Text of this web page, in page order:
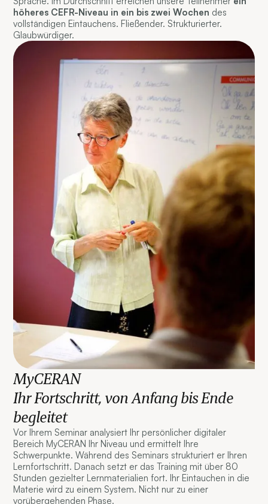
höheres CEFR-Niveau in ein bis zwei Wochen des
vollständigen Eintauchens. Fließender. Strukturierter.
Glaubwürdiger.
MyCERAN
Ihr Fortschritt, von Anfang bis Ende
begleitet
Vor Ihrem Seminar analysiert Ihr persönlicher digitaler
Bereich MyCERAN Ihr Niveau und ermittelt Ihre
Schwerpunkte. Während des Seminars strukturiert er Ihren
Lernfortschritt. Danach setzt er das Training mit über 80
Stunden gezielter Lernmaterialien fort. Ihr Eintauchen in die
Materie wird zu einem System. Nicht nur zu einer
vorübergehenden Phase.